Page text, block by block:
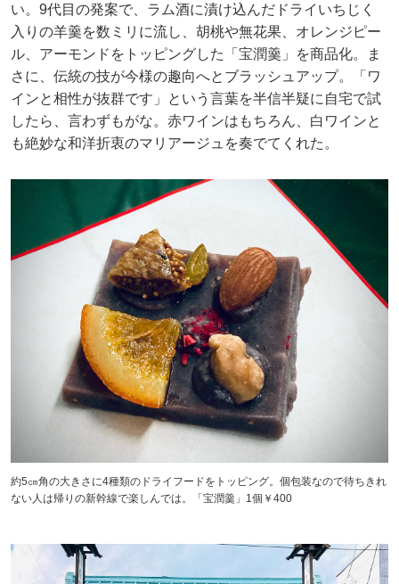
い。9代目の発案で、ラム酒に漬け込んだドライいちじく
入りの羊羹を数ミリに流し、胡桃や無花果、オレンジピー
ル、アーモンドをトッピングした「宝潤羹」を商品化。ま
さに、伝統の技が今様の趣向へとブラッシュアップ。「ワ
インと相性が抜群です」という言葉を半信半疑に自宅で試
したら、言わずもがな。赤ワインはもちろん、白ワインと
も絶妙な和洋折衷のマリアージュを奏でてくれた。
約5㎝角の大きさに4種類のドライフードをトッピング。個包装なので待ちきれ
ない人は帰りの新幹線で楽しんでは。「宝潤羹」1個￥400